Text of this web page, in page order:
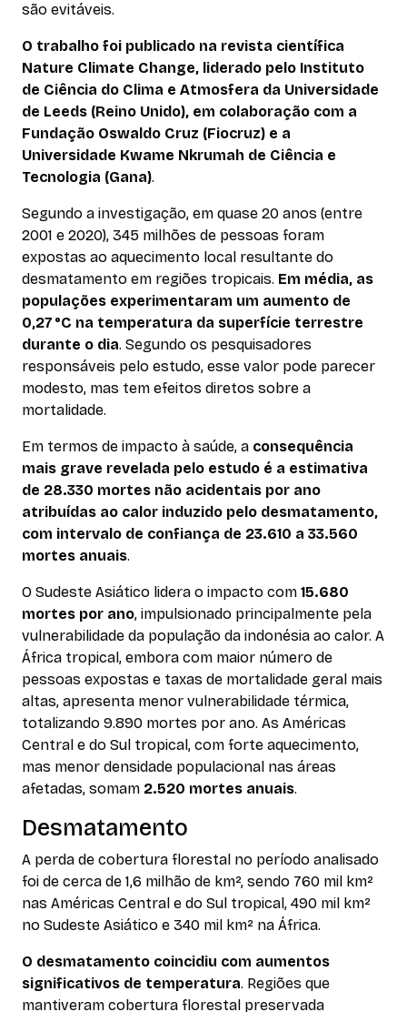
são evitáveis.
O trabalho foi publicado na revista científica
Nature Climate Change, liderado pelo Instituto
de Ciência do Clima e Atmosfera da Universidade
de Leeds (Reino Unido), em colaboração com a
Fundação Oswaldo Cruz (Fiocruz) e a
Universidade Kwame Nkrumah de Ciência e
Tecnologia (Gana).
Segundo a investigação, em quase 20 anos (entre
2001 e 2020), 345 milhões de pessoas foram
expostas ao aquecimento local resultante do
desmatamento em regiões tropicais. Em média, as
populações experimentaram um aumento de
0,27 °C na temperatura da superfície terrestre
durante o dia. Segundo os pesquisadores
responsáveis pelo estudo, esse valor pode parecer
modesto, mas tem efeitos diretos sobre a
mortalidade.
Em termos de impacto à saúde, a consequência
mais grave revelada pelo estudo é a estimativa
de 28.330 mortes não acidentais por ano
atribuídas ao calor induzido pelo desmatamento,
com intervalo de confiança de 23.610 a 33.560
mortes anuais.
O Sudeste Asiático lidera o impacto com 15.680
mortes por ano, impulsionado principalmente pela
vulnerabilidade da população da indonésia ao calor. A
África tropical, embora com maior número de
pessoas expostas e taxas de mortalidade geral mais
altas, apresenta menor vulnerabilidade térmica,
totalizando 9.890 mortes por ano. As Américas
Central e do Sul tropical, com forte aquecimento,
mas menor densidade populacional nas áreas
afetadas, somam 2.520 mortes anuais.
Desmatamento
A perda de cobertura florestal no período analisado
foi de cerca de 1,6 milhão de km², sendo 760 mil km²
nas Américas Central e do Sul tropical, 490 mil km²
no Sudeste Asiático e 340 mil km² na África.
O desmatamento coincidiu com aumentos
significativos de temperatura. Regiões que
mantiveram cobertura florestal preservada